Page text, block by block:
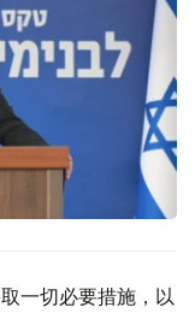
一切必要措施，以